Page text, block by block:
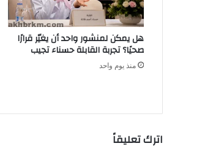
هل يمكن لمنشور واحد أن يغيّر قرارًا
صحيًا؟ تجربة القابلة حسناء تجيب
منذ يوم واحد
اترك تعليقاً